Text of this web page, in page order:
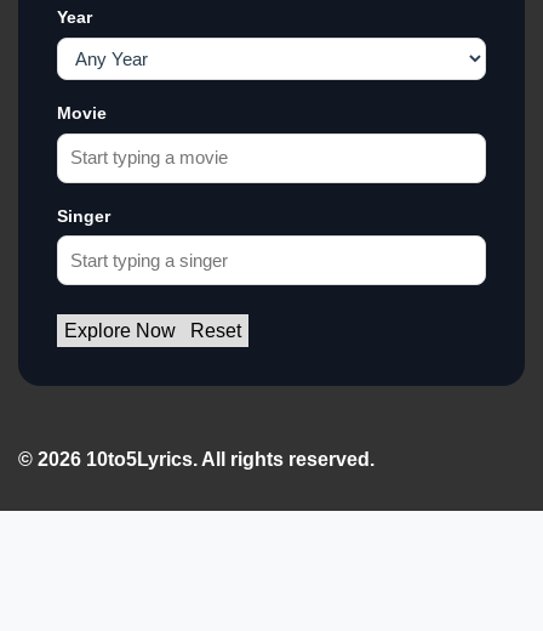
Year
Movie
Singer
Explore Now Reset
© 2026 10to5Lyrics. All rights reserved.